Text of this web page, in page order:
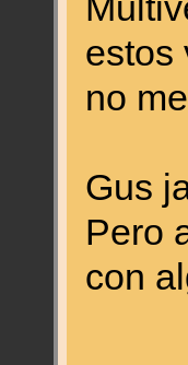
estos
no
Gus
Pero
con